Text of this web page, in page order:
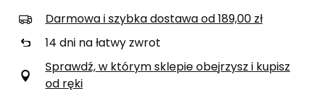
Darmowa i szybka dostawa od 189,00 zł
14 dni na łatwy zwrot
Sprawdź, w którym sklepie obejrzysz i kupisz
od ręki